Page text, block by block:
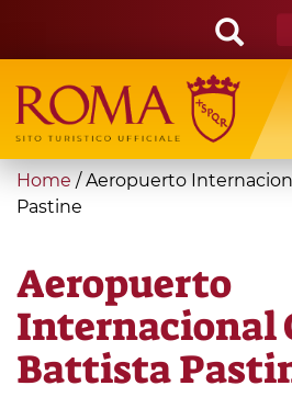
main
content
Search
form
Búsqueda
You
are
Home /Aeropuerto
Pastine
Aeropuerto
Internacional
Battista